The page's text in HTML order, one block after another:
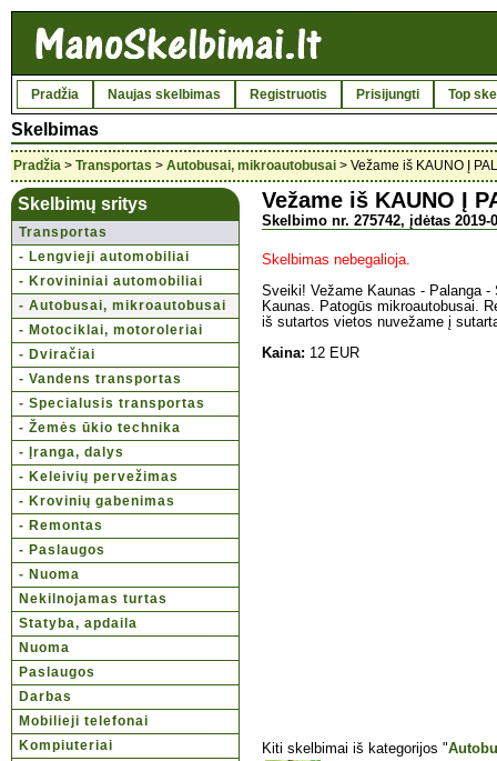
Pradžia Naujas skelbimas Registruotis Prisijungti Top
Skelbimas
Pradžia > Transportas > Autobusai, mikroautobusai > Vežame iš KAUNO Į
Skelbimų sritys
Transportas
- Lengvieji automobiliai
- Krovininiai automobiliai
- Autobusai, mikroautobusai
- Motociklai, motoroleriai
- Dviračiai
- Vandens transportas
- Specialusis transportas
- Žemės ūkio technika
- Įranga, dalys
- Keleivių pervežimas
- Krovinių gabenimas
- Remontas
- Paslaugos
- Nuoma
Nekilnojamas turtas
Statyba, apdaila
Nuoma
Paslaugos
Darbas
Mobilieji telefonai
Kompiuteriai
Vežame iš KAUNO Į
Skelbimo nr. 275742, įdėtas 2019-
Skelbimas nebegalioja.
Sveiki! Vežame Kaunas - Palanga
Kaunas. Patogūs mikroautobusai.
iš sutartos vietos nuvežame į
Kaina: 12 EUR
Kiti skelbimai iš kategorijos "